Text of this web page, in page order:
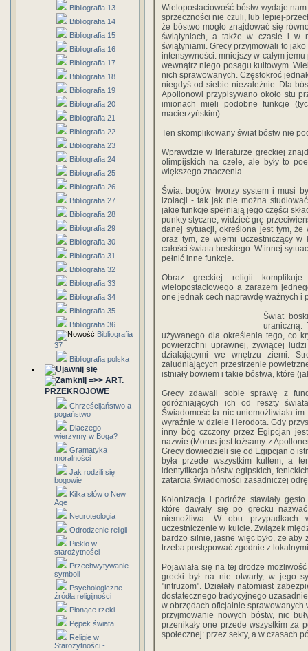
Bibliografia 13
Bibliografia 14
Bibliografia 15
Bibliografia 16
Bibliografia 17
Bibliografia 18
Bibliografia 19
Bibliografia 20
Bibliografia 21
Bibliografia 22
Bibliografia 23
Bibliografia 24
Bibliografia 25
Bibliografia 26
Bibliografia 27
Bibliografia 28
Bibliografia 29
Bibliografia 30
Bibliografia 31
Bibliografia 32
Bibliografia 33
Bibliografia 34
Bibliografia 35
Bibliografia 36
Bibliografia
37
Bibliografia polska
=>> ART.
PRZEKROJOWE
Chrześcijaństwo a
pogaństwo
Dlaczego
wierzymy w Boga?
Gramatyka
moralności
Jak rodzili się
bogowie
Kilka słów o New
Age
Neuroteologia
Odrodzenie religii
Piekło w
starożytności
Przechwytywanie
symboli
Psychologiczne
źródła religijności
Płonące rzeki
Pępek świata
Religie w
Starożytności -
Wielopostaciowość bóstw wydaje
sprzeczności nie czuli, lub lepiej-
że bóstwo mogło znajdować się
świątyniach, a także w czasie i w
świątyniami. Grecy przyjmowali to
intensywności: mniejszy w całym
wewnątrz niego posągu kultowym.
nich sprawowanych. Częstokroć
niegdyś od siebie niezależnie. Dla
Apollonowi przypisywano około stu
imionach mieli podobne funkcje
macierzyńskim).
Ten skomplikowany świat bóstw nie
Wprawdzie w literaturze greckiej
olimpijskich na czele, ale były to
większego znaczenia.
Świat bogów tworzy system i musi
izolacji - tak jak nie można
jakie funkcje spełniają jego części
punkty styczne, widzieć grę
danej sytuacji, określona jest tym,
oraz tym, że wierni uczestniczący
całości świata boskiego. W innej
pełnić inne funkcje.
Obraz greckiej religii
wielopostaciowego a zarazem
one jednak cech naprawdę ważnych i
Świat
uraniczną.
używanego dla określenia tego, co
powierzchni uprawnej, żywiącej
działającymi we wnętrzu ziemi.
zaludniających przestrzenie
istniały bowiem i takie bóstwa, które
Grecy zdawali sobie sprawę z
odróżniających ich od reszty
Świadomość ta nic uniemożliwiała
wyraźnie w dziele Herodota. Gdy
inny bóg czczony przez Egipcjan
nazwie (Morus jest tożsamy z
Grecy dowiedzieli się od Egipcjan o
była przede wszystkim kultem, a
identyfikacja bóstw egipskich,
zatarcia świadomości zasadniczej
Kolonizacja i podróże stawiały
które dawały się po grecku
niemożliwa. W obu
uczestniczenie w kulcie. Związek
bardzo silnie, jasne więc było, że
trzeba postępować zgodnie z
Pojawiała się na tej drodze
grecki był na nie otwarty, w jego
"intruzom". Działały natomiast
dostatecznego tradycyjnego
w obrzędach oficjalnie sprawowanych
przyjmowanie nowych bóstw, nic
przenikały one przede wszystkim za
społecznej: przez sekty, a w czasach